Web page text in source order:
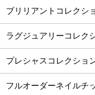
ブリリアントコレクシ
ラグジュアリーコレク
プレシャスコレクショ
フルオーダーネイルチ